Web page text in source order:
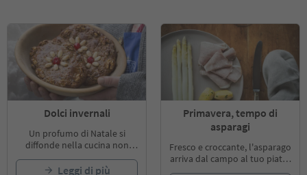
Dolci invernali
Un profumo di Natale si
diffonde nella cucina non
fredda, il tradizionaleZelten
Leggi di più
Primavera, tempo di
asparagi
Fresco e croccante, l'asparago
arriva dal campo al tuo piatto